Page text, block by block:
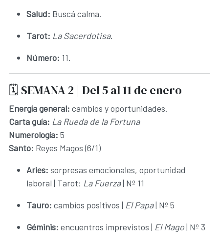
Salud: Buscá calma.
Tarot: La Sacerdotisa.
Número: 11.
🗓️ SEMANA 2 | Del 5 al 11 de enero
Energía general: cambios y oportunidades.
Carta guía: La Rueda de la Fortuna
Numerología: 5
Santo: Reyes Magos (6/1)
Aries: sorpresas emocionales, oportunidad
laboral | Tarot: La Fuerza| Nº 11
Tauro: cambios positivos | El Papa| Nº 5
Géminis: encuentros imprevistos | El Mago| Nº 3